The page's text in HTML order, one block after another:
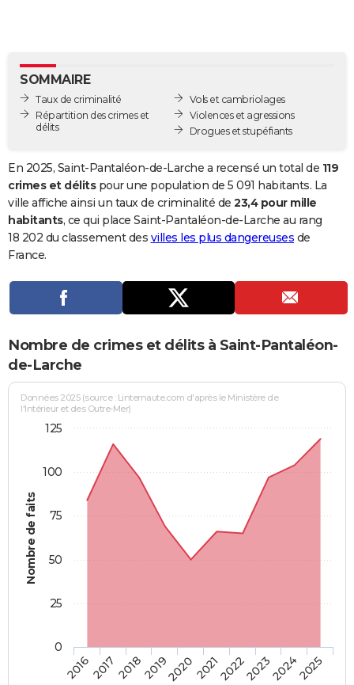
BONS PLANS
CARTE DE VOEUX
Dictionnaire
Biographies
Citations
Expressions
Proverbes
PROGRAMME TV
S'inscrire
Se connecter
Lycées
Collèges
Primaires
Universités
Entreprises
Service militaire
Avis de recherche
AVIS DE DÉCÈS
SOMMAIRE
Taux de criminalité
Répartition des crimes et
délits
Vols et cambriolages
Violences et agressions
Drogues et stupéfiants
En 2025, Saint-Pantaléon-de-Larche a recensé un total de 119
crimes et délitspour une population de 5 091 habitants. La
ville affiche ainsi un taux de criminalité de 23,4 pour mille
habitants, ce qui place Saint-Pantaléon-de-Larche au rang
18 202 du classement des villes les plus dangereuses de
France.
Nombre de crimes et délits à Saint-Pantaléon-
de-Larche
Nombre de faits
Données 2025 (source : Linternaute.com d'après le Ministère de
l'Intérieur et des Outre-Mer)
2016201720182019202020212022202320242025
0
25
50
75
100
125